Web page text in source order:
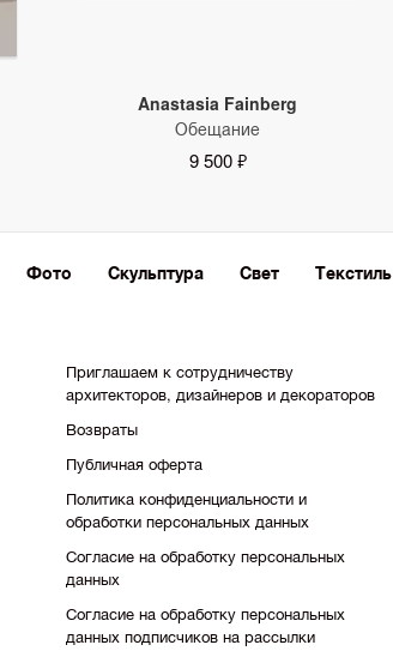
Anastasia Fainberg
Обещание
9 500 ₽
Фото Скульптура Свет Текстиль
Приглашаем к сотрудничеству
архитекторов, дизайнеров и декораторов
Возвраты
Публичная оферта
Политика конфиденциальности и
обработки персональных данных
Согласие на обработку персональных
данных
Согласие на обработку персональных
данных подписчиков на рассылки